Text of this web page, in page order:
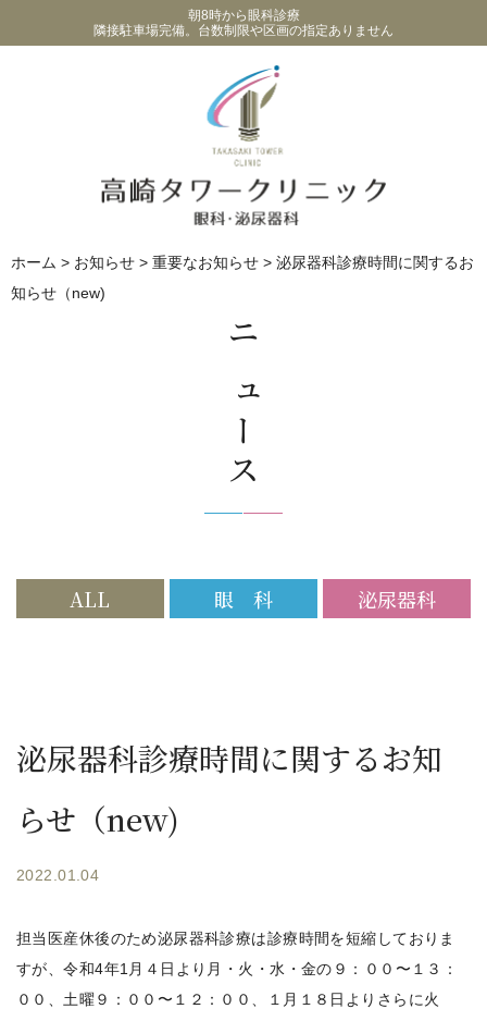
朝8時から眼科診療
隣接駐車場完備。台数制限や区画の指定ありません
ホーム > お知らせ > 重要なお知らせ > 泌尿器科診療時間に関するお
知らせ（new)
ニュース
ALL 眼 科 泌尿器科
泌尿器科診療時間に関するお知
らせ（new)
2022.01.04
担当医産休後のため泌尿器科診療は診療時間を短縮しておりま
すが、令和4年1月４日より月・火・水・金の９：００〜１３：
００、土曜９：００〜１２：００、１月１８日よりさらに火